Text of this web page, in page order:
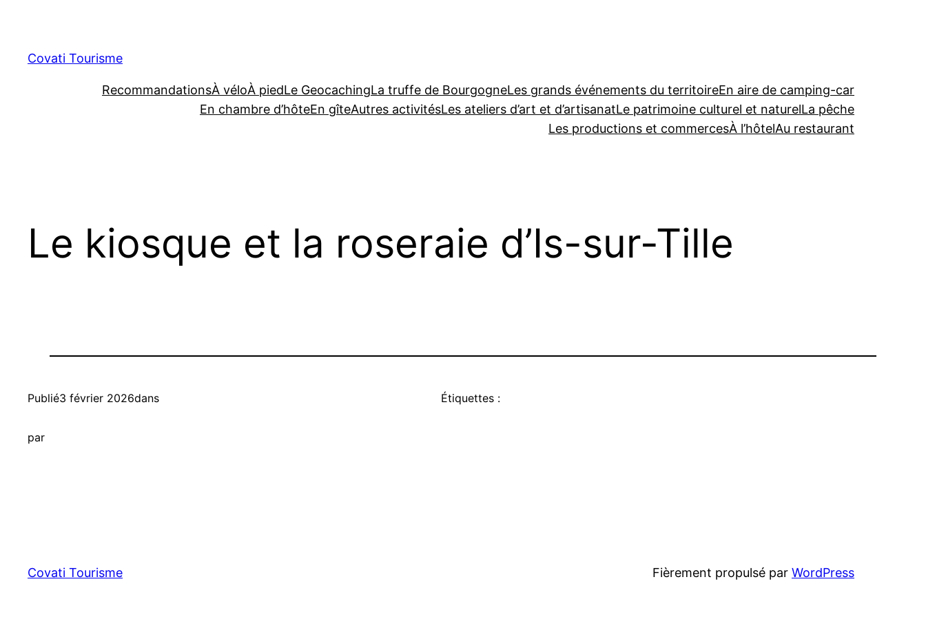
contenu
Covati Tourisme
RecommandationsÀ véloÀ piedLe GeocachingLa truffe de BourgogneLes grands événements du territoireEn aire de camping-car
En chambre d’hôteEn gîteAutres activitésLes ateliers d’art et d’artisanatLe patrimoine culturel et naturelLa pêche
Les productions et commercesÀ l’hôtelAu restaurant
Le kiosque et la roseraie d’Is-sur-Tille
Publié3 février 2026dans
par
Étiquettes :
Covati Tourisme Fièrement propulsé par WordPress